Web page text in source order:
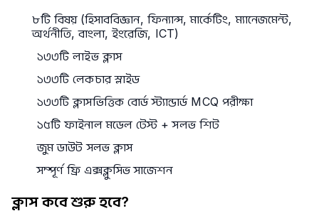
৮টি বিষয় (হিসাববিজ্ঞান, ফিন্যান্স, মার্কেটিং, ম্যানেজমেন্ট,
অর্থনীতি, বাংলা, ইংরেজি, ICT)
১৩৩টি লাইভ ক্লাস
১৩৩টি লেকচার স্লাইড
১৩৩টি ক্লাসভিত্তিক বোর্ড স্ট্যান্ডার্ড MCQ পরীক্ষা
১৫টি ফাইনাল মডেল টেস্ট + সলভ শিট
জুম ডাউট সলভ ক্লাস
সম্পূর্ণ ফ্রি এক্সক্লুসিভ সাজেশন
ক্লাস কবে শুরু হবে?